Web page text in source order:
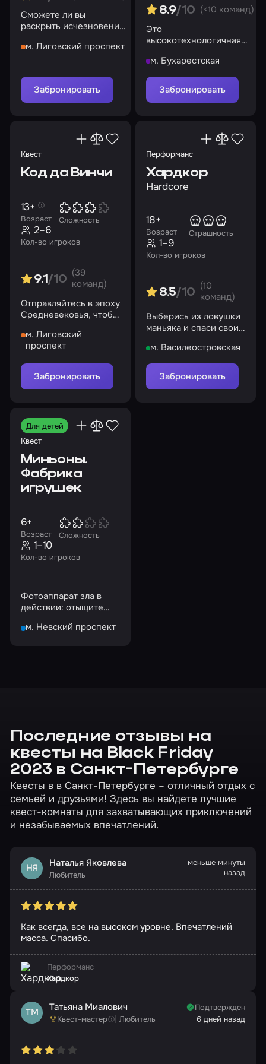
Сможете ли вы
раскрыть исчезновение
м. Лиговский проспект
Забронировать
8.9/10 (<10 команд)
Это
высокотехнологичная
традиционному квесту,
лазертагу или
пейнтболу
м. Бухарестская
Забронировать
Квест
Код да Винчи
Возраст
13+
Сложность
Кол-во игроков
2–6
9.1 /10
(39
команд)
Отправляйтесь в эпоху
Средневековья, чтобы
великого художника
м. Лиговский
проспект
Забронировать
Перформанс
Хардкор
Hardcore
Возраст
18+
Страшность
Кол-во игроков
1–9
8.5/10
(10
команд)
Выберись из ловушки
маньяка и спаси своих
м. Василеостровская
Забронировать
Для детей
Квест
Миньоны.
Фабрика
игрушек
Возраст
6+
Сложность
Кол-во игроков
1–10
Фотоаппарат зла в
действии: отыщите
миньонов!
м. Невский проспект
Последние отзывы на
квесты на Black Friday
2023 в Санкт-Петербурге
Квесты в в Санкт-Петербурге – отличный отдых с
семьей и друзьями! Здесь вы найдете лучшие
квест-комнаты для захватывающих приключений
и незабываемых впечатлений.
НЯ Наталья Яковлева
Любитель
меньше минуты
назад
Как всегда, все на высоком уровне. Впечатлений
масса. Спасибо.
Перформанс
Хардкор
ТМ Татьяна Миалович
Квест-мастер Любитель
Подтвержден
6 дней назад